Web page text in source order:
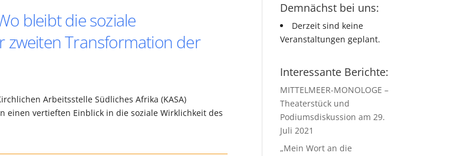
bleibt die soziale
zweiten Transformation der
Arbeitsstelle Südliches Afrika (KASA)
einen vertieften Einblick in die soziale Wirklichkeit des
Demnächst bei uns:
Derzeit sind keine
Veranstaltungen geplant.
Interessante Berichte:
MITTELMEER-MONOLOGE –
Theaterstück und
Podiumsdiskussion am 29.
Juli 2021
„Mein Wort an die